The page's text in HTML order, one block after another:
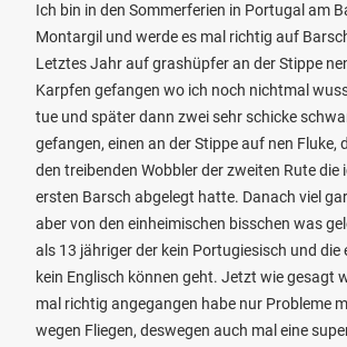
Ich bin in den Sommerferien in Portugal am
Montargil und werde es mal richtig auf
Letztes Jahr auf grashüpfer an der Stippe
Karpfen gefangen wo ich noch nichtmal
tue und später dann zwei sehr schicke
gefangen, einen an der Stippe auf nen Fluke,
den treibenden Wobbler der zweiten Rute die
ersten Barsch abgelegt hatte. Danach viel
aber von den einheimischen bisschen was
als 13 jähriger der kein Portugiesisch und die
kein Englisch können geht. Jetzt wie gesagt
mal richtig angegangen habe nur Probleme
wegen Fliegen, deswegen auch mal eine